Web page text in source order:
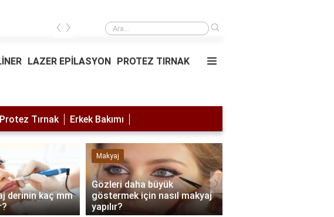
Saç simülasyonu
‹ ›
LAZER EPİLASYON PROTEZ TIRNAK
Protez Tırnak Erkek Bakımı
derinin kaç mm
Makyaj
Gözleri daha büyük
göstermek için nasıl makyaj
yapılır?
›